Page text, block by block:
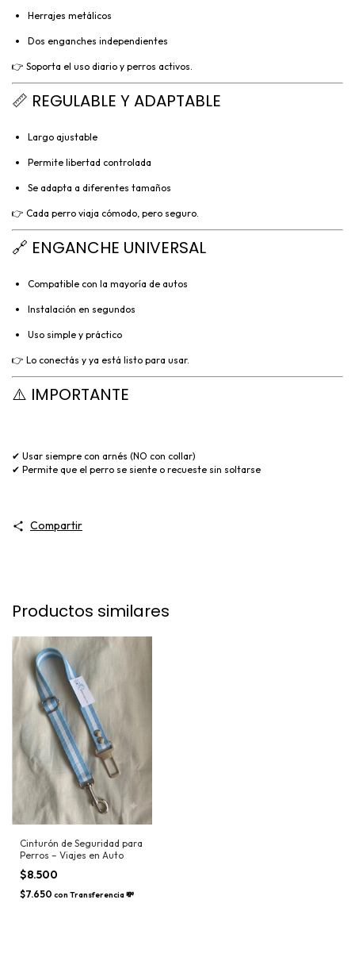
Herrajes metálicos
Dos enganches independientes
👉 Soporta el uso diario y perros activos.
📏 REGULABLE Y ADAPTABLE
Largo ajustable
Permite libertad controlada
Se adapta a diferentes tamaños
👉 Cada perro viaja cómodo, pero seguro.
🔗 ENGANCHE UNIVERSAL
Compatible con la mayoría de autos
Instalación en segundos
Uso simple y práctico
👉 Lo conectás y ya está listo para usar.
⚠️ IMPORTANTE
✔ Usar siempre con arnés (NO con collar)
✔ Permite que el perro se siente o recueste sin soltarse
Compartir
Productos similares
Cinturón de Seguridad para
Perros – Viajes en Auto
$8.500
$7.650 con Transferencia 💸